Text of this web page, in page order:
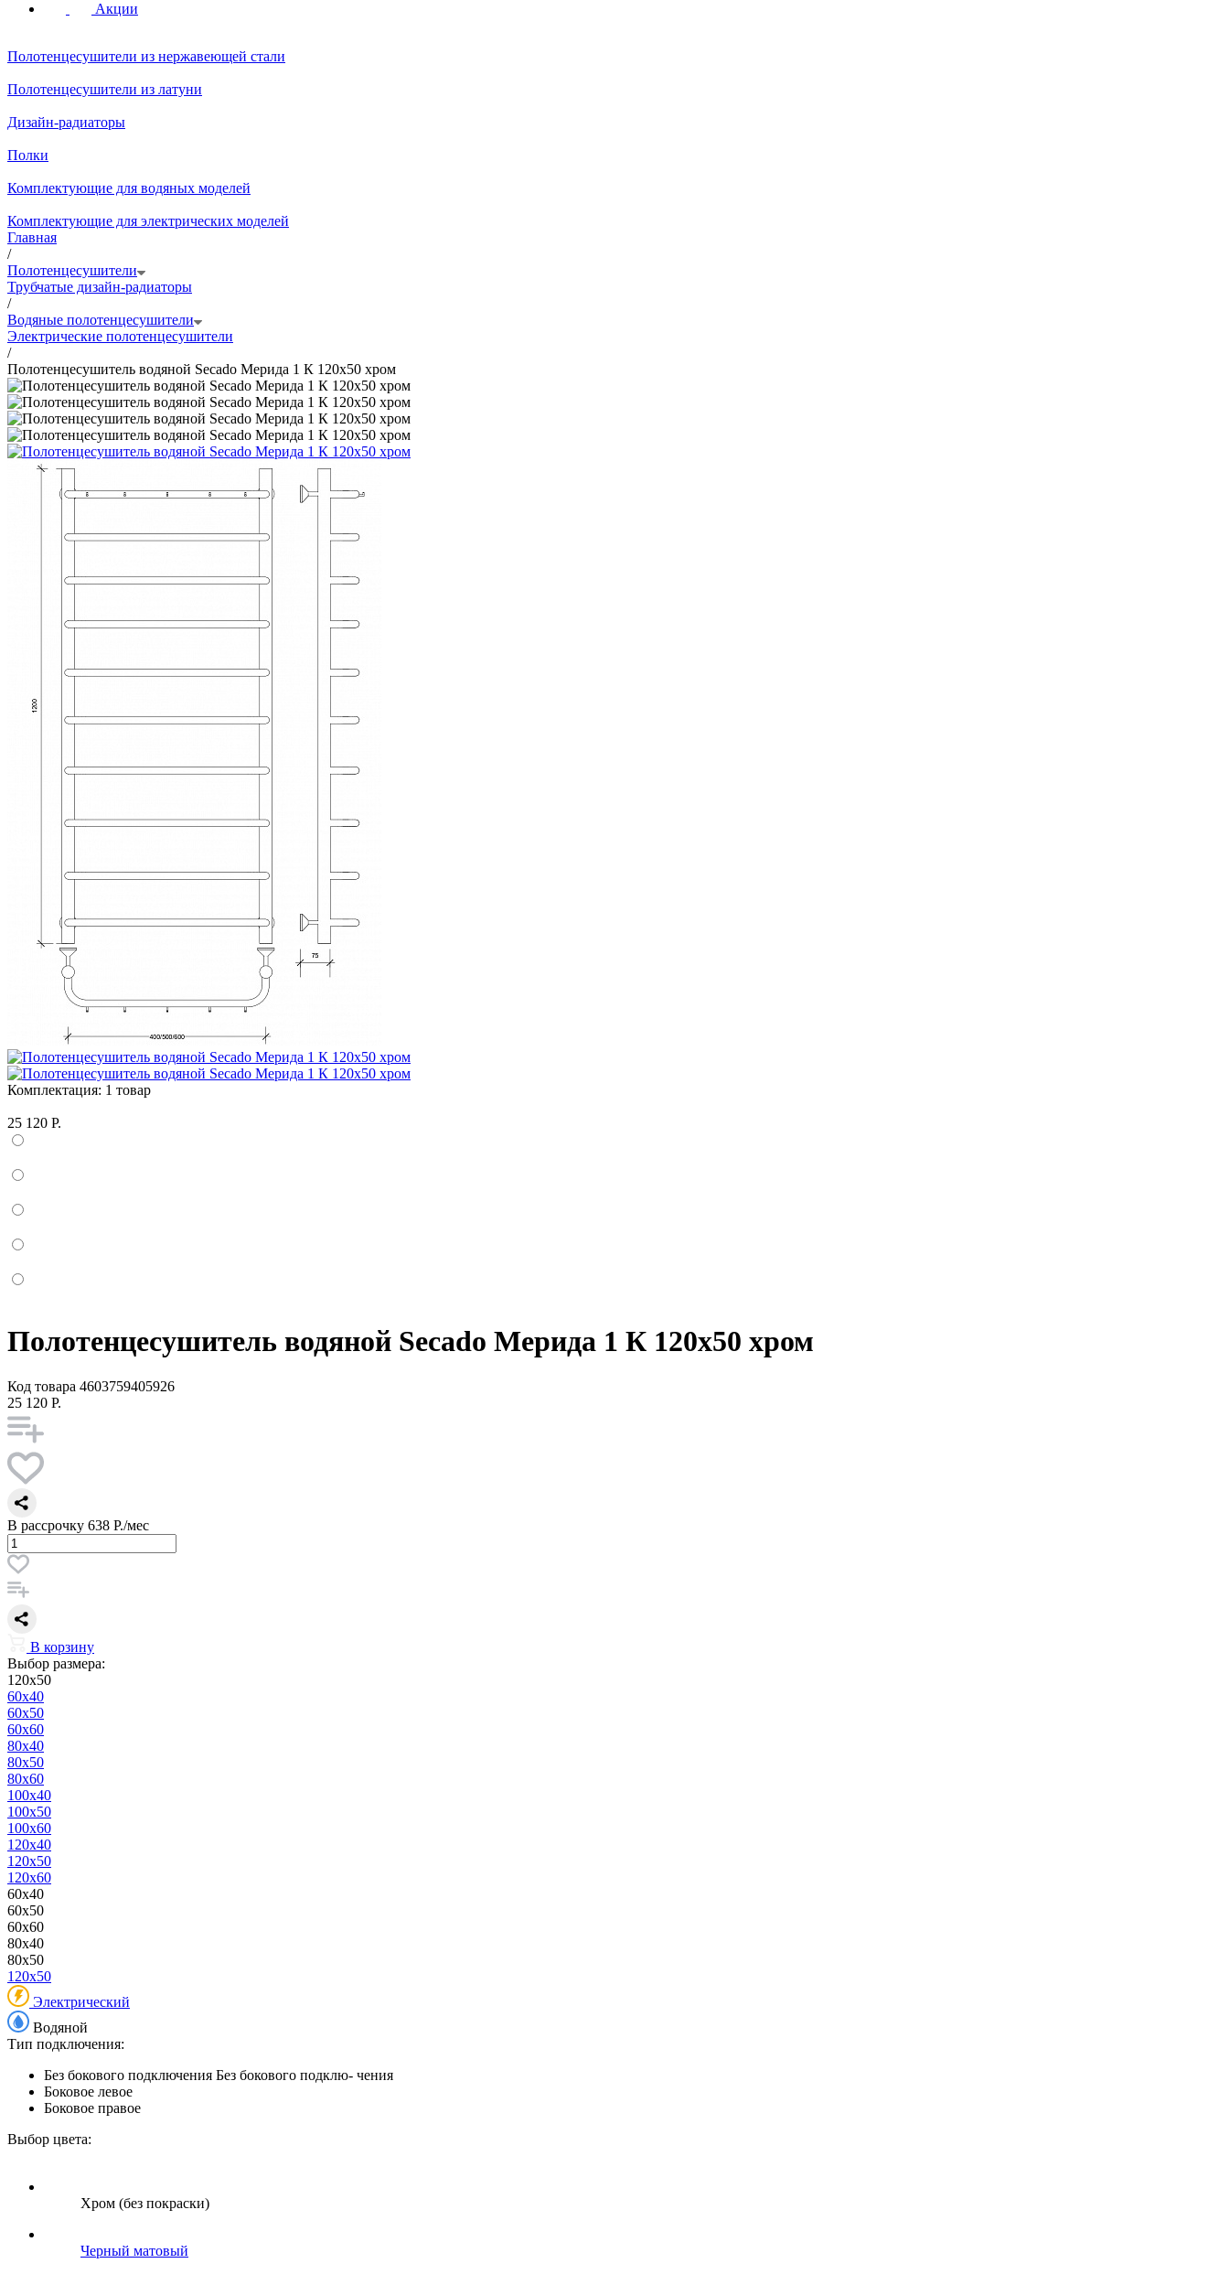
Акции
Полотенцесушители из нержавеющей стали
Полотенцесушители из латуни
Дизайн-радиаторы
Полки
Комплектующие для водяных моделей
Комплектующие для электрических моделей
Главная
/
Полотенцесушители
Трубчатые дизайн-радиаторы
/
Водяные полотенцесушители
Электрические полотенцесушители
/
Полотенцесушитель водяной Secado Мерида 1 К 120x50 хром
Комплектация: 1 товар
25 120 Р.
Полотенцесушитель водяной Secado Мерида 1 К 120x50 хром
Код товара 4603759405926
25 120 Р.
В рассрочку 638 Р./мес
В корзину
Выбор размера:
120x50
60x40
60x50
60x60
80x40
80x50
80x60
100x40
100x50
100x60
120x40
120x50
120x60
60x40
60x50
60x60
80x40
80x50
120x50
Электрический
Водяной
Тип подключения:
Без бокового подключения Без бокового подклю- чения
Боковое левое
Боковое правое
Выбор цвета:
Хром (без покраски)
Черный матовый